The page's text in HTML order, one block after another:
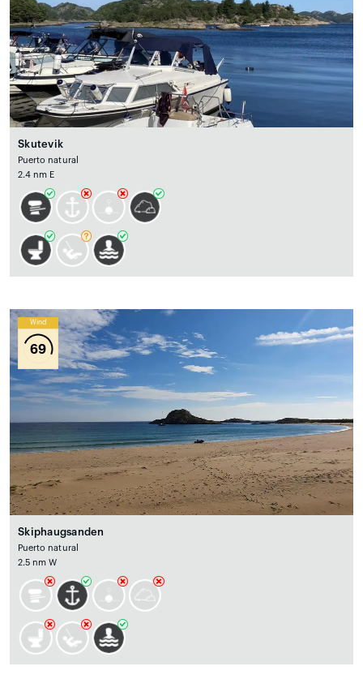
Skutevik
Puerto natural
2.4 nm E
Wind
69
Skiphaugsanden
Puerto natural
2.5 nm W